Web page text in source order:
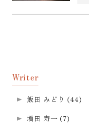
Writer
飯田 みどり (44)
増田 寿一 (7)